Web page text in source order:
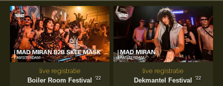
live registratie
Boiler Room Festival
'22
live registratie
Dekmantel Festival
'22